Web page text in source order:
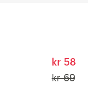
kr 58
kr 69